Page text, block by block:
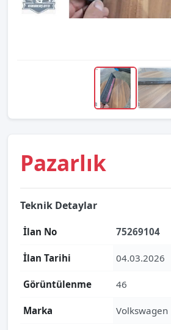
Pazarlık
Teknik Detaylar
İlan No 75269104
İlan Tarihi 04.03.2026
Görüntülenme 46
Marka Volkswagen